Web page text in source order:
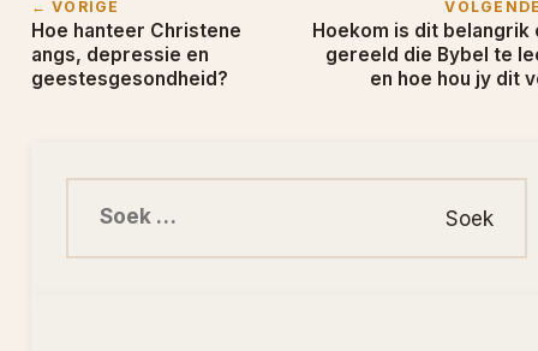
← VORIGE
Hoe hanteer Christene
angs, depressie en
geestesgesondheid?
Hoekom is dit belangrik
gereeld die Bybel te
en hoe hou jy dit